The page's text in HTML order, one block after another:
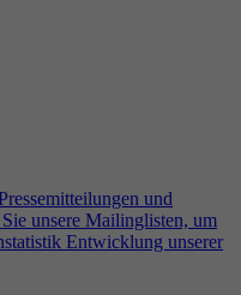
und
unsere Mailinglisten, um
Entwicklung unserer